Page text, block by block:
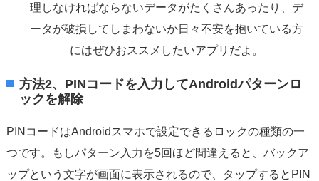
理しなければならないデータがたくさんあったり、デ
ータが破損してしまわないか日々不安を抱いている方
にはぜひおススメしたいアプリだよ。
方法2、PINコードを入力してAndroidパターンロ
ックを解除
PINコードはAndroidスマホで設定できるロックの種類の一
つです。もしパターン入力を5回ほど間違えると、バックア
ップという文字が画面に表示されるので、タップするとPIN